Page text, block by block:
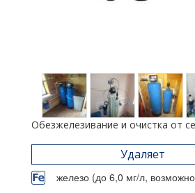
Обезжелезивание и очистка от
Удаляет
железо (до 6,0 мг/л,